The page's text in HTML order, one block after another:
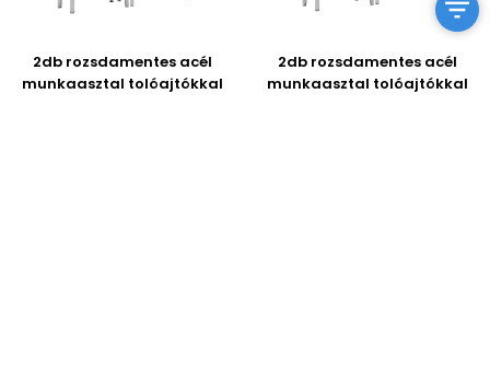
2db rozsdamentes acél
munkaasztal tolóajtókkal
2db rozsdamentes acél
munkaasztal tolóajtókkal